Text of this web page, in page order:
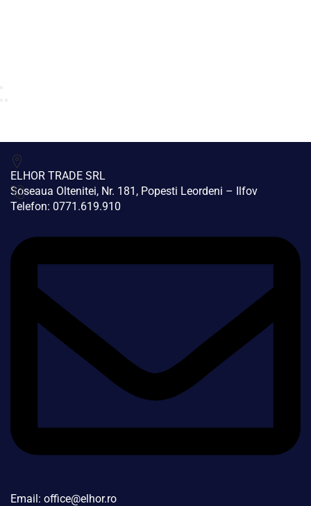
ELHOR TRADE SRL
Soseaua Oltenitei, Nr. 181, Popesti Leordeni – Ilfov
Telefon: 0771.619.910
Email: office@elhor.ro